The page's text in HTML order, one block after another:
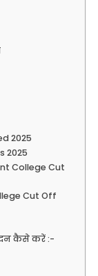
2025
2025
College Cut
Cut Off
कैसे करें :-